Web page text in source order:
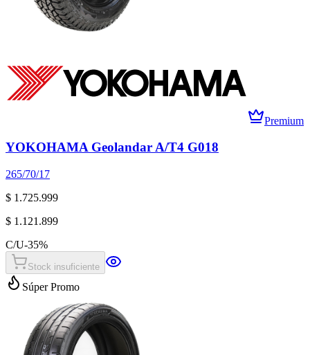
Premium
YOKOHAMA Geolandar A/T4 G018
265/70/17
$ 1.725.999
$ 1.121.899
C/U-35%
Stock insuficiente
Súper Promo